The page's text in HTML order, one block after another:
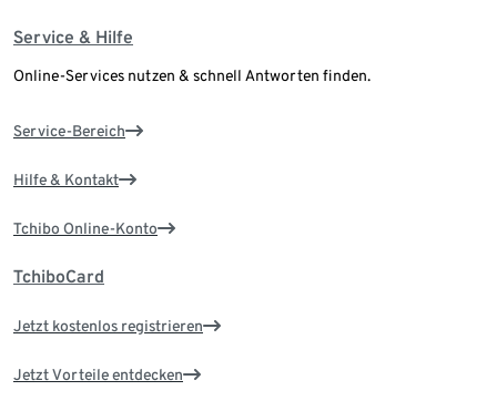
Service & Hilfe
Online-Services nutzen & schnell Antworten finden.
Service-Bereich
Hilfe & Kontakt
Tchibo Online-Konto
TchiboCard
Jetzt kostenlos registrieren
Jetzt Vorteile entdecken